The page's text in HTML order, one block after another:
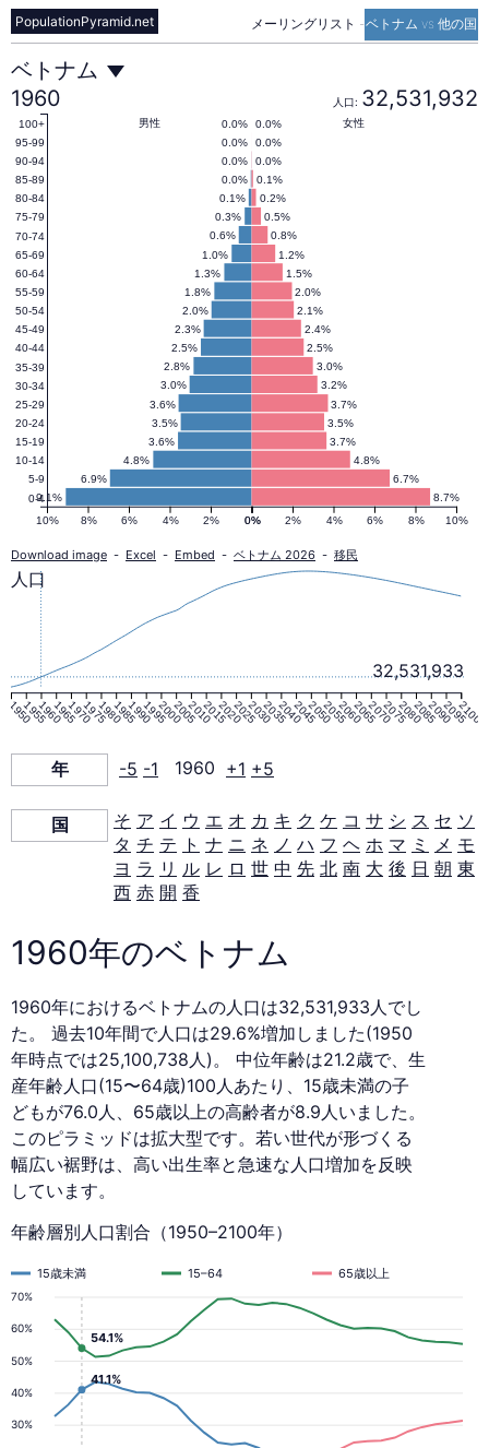
メーリングリスト -ベトナム vs 他の国
PopulationPyramid.net
ベ
ト
ナ
ム
の
人
口
ピ
ラ
ミ
ッ
ド
1960
年
ベトナム
1960
人口: 32,531,932
8.7%
9.1%
6.7%
6.9%
4.8%
4.8%
3.7%
3.6%
3.5%
3.5%
3.7%
3.6%
3.2%
3.0%
3.0%
2.8%
2.5%
2.5%
2.4%
2.3%
2.1%
2.0%
2.0%
1.8%
1.5%
1.3%
1.2%
1.0%
0.8%
0.6%
0.5%
0.3%
0.2%
0.1%
0.1%
0.0%
0.0%
0.0%
0.0%
0.0%
0.0%
0.0% 女性
男性
0% 2% 4% 6% 8% 10%
10% 8% 6% 4% 2% 0%
0-4
5-9
10-14
15-19
20-24
25-29
30-34
35-39
40-44
45-49
50-54
55-59
60-64
65-69
70-74
75-79
80-84
85-89
90-94
95-99
100+
Download image - Excel - Embed - ベトナム 2026 - 移民
1950195519601965197019751980198519901995200020052010201520202025203020352040204520502055206020652070207520802085209020952100
32,531,933
人口
年 -5 -1 1960 +1 +5
国 そ ア イ ウ エ オ カ キ ク ケ コ サ シ ス セ ソ
タ チ テ ト ナ ニ ネ ノ ハ フ ヘ ホ マ ミ メ モ
ヨ ラ リ ル レ ロ 世 中 先 北 南 大 後 日 朝 東
西 赤 開 香
1960年のベトナム
1960年におけるベトナムの人口は32,531,933人でし
た。 過去10年間で人口は29.6%増加しました(1950
年時点では25,100,738人)。 中位年齢は21.2歳で、生
産年齢人口(15〜64歳)100人あたり、15歳未満の子
どもが76.0人、65歳以上の高齢者が8.9人いました。
このピラミッドは拡大型です。若い世代が形づくる
幅広い裾野は、高い出生率と急速な人口増加を反映
しています。
年齢層別人口割合（1950–2100年）
30%
40%
50%
60%
70%
15歳未満 15–64 65歳以上
41.1%
54.1%